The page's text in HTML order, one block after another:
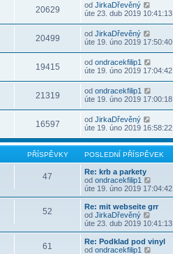
20629 od JirkaDřevěný
úte 23. dub 2019 10:41:13
20499 od JirkaDřevěný
úte 19. úno 2019 17:50:40
19415 od ondracekfilip1
úte 19. úno 2019 17:04:42
21319 od ondracekfilip1
úte 19. úno 2019 17:00:18
16597 od JirkaDřevěný
úte 19. úno 2019 16:58:22
PŘÍSPĚVKY POSLEDNÍ PŘÍSPĚVEK
47
Re: krb a parkety
od ondracekfilip1
o
b
r
a
z
t
p
úte 19. úno 2019 17:04:42
52
Re: mit webseite grr
od JirkaDřevěný
o
b
r
úte 23. dub 2019 10:41:13
61
Re: Podklad pod vinyl
od ondracekfilip1